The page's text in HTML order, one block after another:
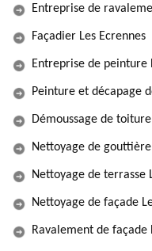
Entreprise de
Façadier Les Ecrennes
Entreprise de peinture
Peinture et décapage
Démoussage de
Nettoyage de gouttière
Nettoyage de terrasse
Nettoyage de façade
Ravalement de façade